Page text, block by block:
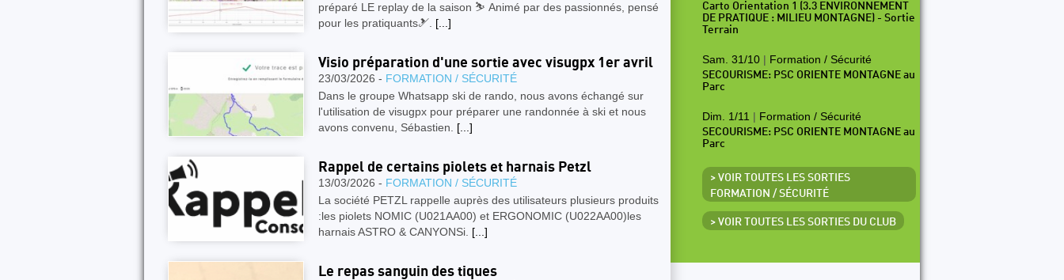
préparé LE replay de la saison ⛷️ Animé par des passionnés, pensé
pour les pratiquants🎿. [...]
Visio préparation d'une sortie avec visugpx 1er avril
23/03/2026 - FORMATION / SÉCURITÉ
Dans le groupe Whatsapp ski de rando, nous avons échangé sur
l'utilisation de visugpx pour préparer une randonnée à ski et nous
avons convenu, Sébastien. [...]
Rappel de certains piolets et harnais Petzl
13/03/2026 - FORMATION / SÉCURITÉ
La société PETZL rappelle auprès des utilisateurs plusieurs produits
:les piolets NOMIC (U021AA00) et ERGONOMIC (U022AA00)les
harnais ASTRO & CANYONSi. [...]
Le repas sanguin des tiques
Carto Orientation 1 (3.3 ENVIRONNEMENT
DE PRATIQUE : MILIEU MONTAGNE) - Sortie
Terrain
Sam. 31/10 | Formation / Sécurité
SECOURISME: PSC ORIENTE MONTAGNE au
Parc
Dim. 1/11 | Formation / Sécurité
SECOURISME: PSC ORIENTE MONTAGNE au
Parc
> VOIR TOUTES LES SORTIES
FORMATION / SÉCURITÉ
> VOIR TOUTES LES SORTIES DU CLUB